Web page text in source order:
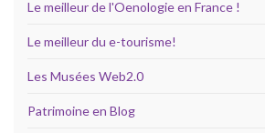
Le meilleur de l'Oenologie en France !
Le meilleur du e-tourisme!
Les Musées Web2.0
Patrimoine en Blog